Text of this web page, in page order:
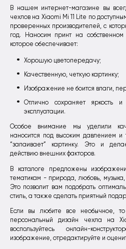
В нашем интернет-магазине вы
чехлов на Xiaomi Mi 11 Lite по
проверенных производителей, с
год. Наносим принт на
которое обеспечивает:
Хорошую цветопередачу;
Качественную, четкую картинку;
Изображение не боится влаги,
Отлично сохраняет яркость и
эксплуатации.
Особое внимание мы уделили
наносится под высоким давлением и
“запаивает” картинку. Это и
действию внешних факторов.
В каталоге предложены
тематикам - природа, любовь,
Это позволит вам подобрать
стиль, а также сделать приятный
Если вы любите все необычное,
персональный дизайн чехла на
воспользуйтесь онлайн-
изображение, отредактируйте и